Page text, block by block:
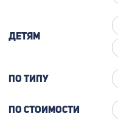
Детям
По типу
По стоимости